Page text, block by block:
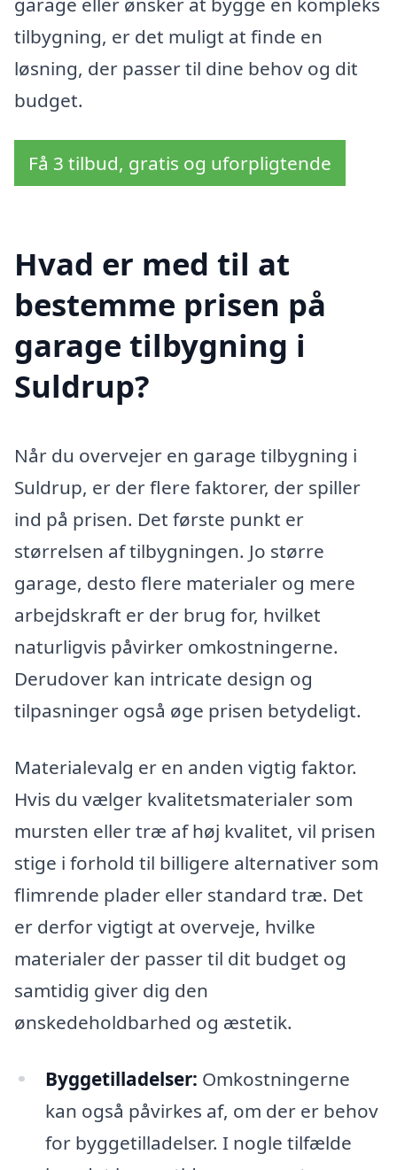
tilbygning, er det muligt at finde en
løsning, der passer til dine behov og dit
budget.
Få 3 tilbud, gratis og uforpligtende
Hvad er med til at
bestemme prisen på
garage tilbygning i
Suldrup?
Når du overvejer en garage tilbygning i
Suldrup, er der flere faktorer, der spiller
ind på prisen. Det første punkt er
størrelsen af tilbygningen. Jo større
garage, desto flere materialer og mere
arbejdskraft er der brug for, hvilket
naturligvis påvirker omkostningerne.
Derudover kan intricate design og
tilpasninger også øge prisen betydeligt.
Materialevalg er en anden vigtig faktor.
Hvis du vælger kvalitetsmaterialer som
mursten eller træ af høj kvalitet, vil prisen
stige i forhold til billigere alternativer som
flimrende plader eller standard træ. Det
er derfor vigtigt at overveje, hvilke
materialer der passer til dit budget og
samtidig giver dig den
ønskedeholdbarhed og æstetik.
Byggetilladelser: Omkostningerne
kan også påvirkes af, om der er behov
for byggetilladelser. I nogle tilfælde